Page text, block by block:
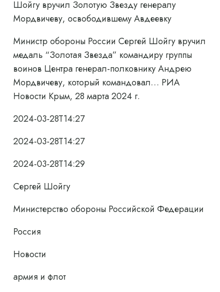
Шойгу вручил Золотую Звезду генералу
Мордвичеву, освободившему Авдеевку
Министр обороны России Сергей Шойгу вручил
медаль “Золотая Звезда” командиру группы
воинов Центра генерал-полковнику Андрею
Мордвичеву, который командовал… РИА
Новости Крым, 28 марта 2024 г.
2024-03-28T14:27
2024-03-28T14:27
2024-03-28T14:29
Сергей Шойгу
Министерство обороны Российской Федерации
Россия
Новости
армия и флот